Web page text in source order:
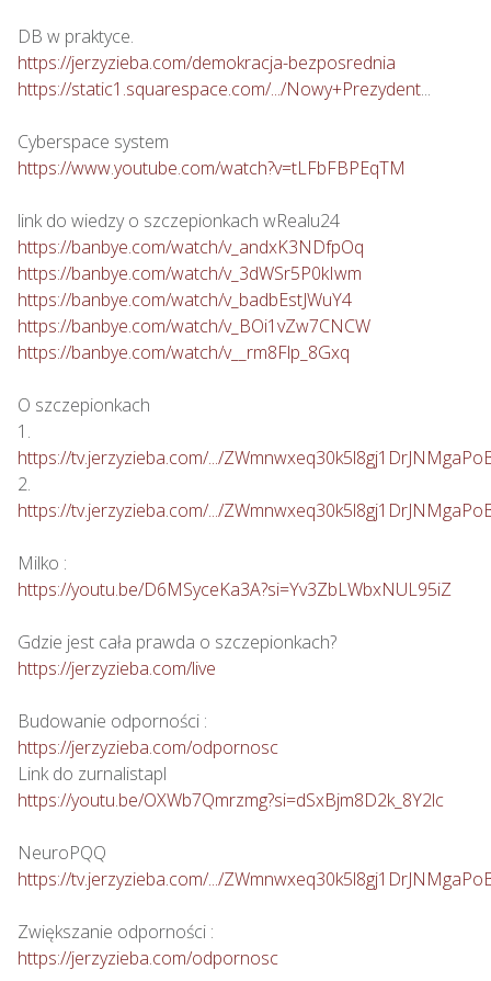
https://jerzyzieba.com/demokracja-bezposrednia
https://static1.squarespace.com/.../Nowy+Prezydent...
https://www.youtube.com/watch?v=tLFbFBPEqTM
https://banbye.com/watch/v_andxK3NDfpOq
https://banbye.com/watch/v_3dWSr5P0kIwm
https://banbye.com/watch/v_badbEstJWuY4
https://banbye.com/watch/v_BOi1vZw7CNCW
https://banbye.com/watch/v__rm8Flp_8Gxq
O szczepionkach
https://tv.jerzyzieba.com/.../
https://tv.jerzyzieba.com/.../
https://youtu.be/D6MSyceKa3A?si=Yv3ZbLWbxNUL95iZ
https://jerzyzieba.com/live
https://jerzyzieba.com/odpornosc
https://youtu.be/OXWb7Qmrzmg?si=dSxBjm8D2k_8Y2lc
https://tv.jerzyzieba.com/.../
https://jerzyzieba.com/odpornosc